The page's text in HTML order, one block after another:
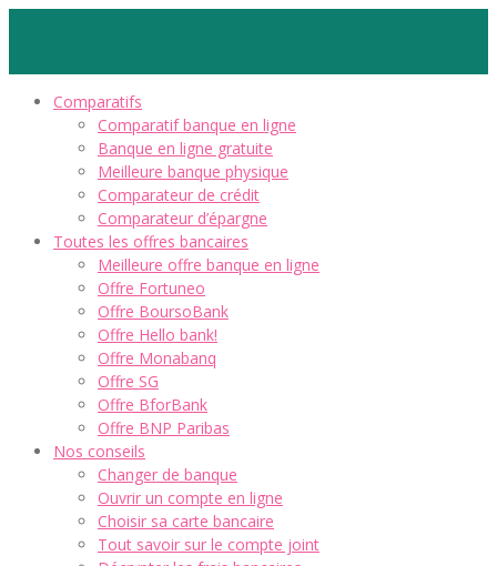
Comparatifs
Comparatif banque en ligne
Banque en ligne gratuite
Meilleure banque physique
Comparateur de crédit
Comparateur d’épargne
Toutes les offres bancaires
Meilleure offre banque en ligne
Offre Fortuneo
Offre BoursoBank
Offre Hello bank!
Offre Monabanq
Offre SG
Offre BforBank
Offre BNP Paribas
Nos conseils
Changer de banque
Ouvrir un compte en ligne
Choisir sa carte bancaire
Tout savoir sur le compte joint